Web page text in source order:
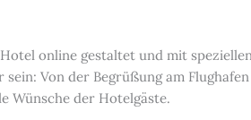
online gestaltet und mit
Von der Begrüßung am
Wünsche der Hotelgäste.